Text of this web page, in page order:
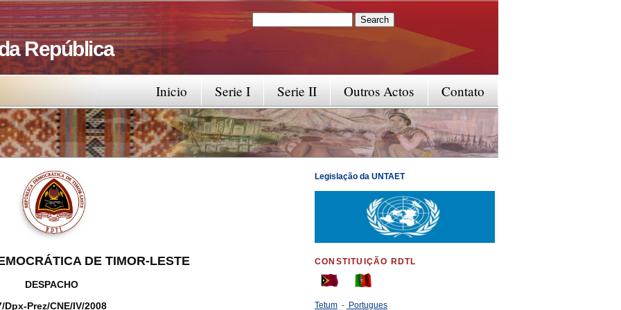
República
Search form
Contato
Outros Actos
Serie II
Serie I
Inicio
DE TIMOR-LESTE
DESPACHO
Dpx-Prez/CNE/IV/2008
Legislação da UNTAET
CONSTITUIÇÃO RDTL
Tetum - Portugues